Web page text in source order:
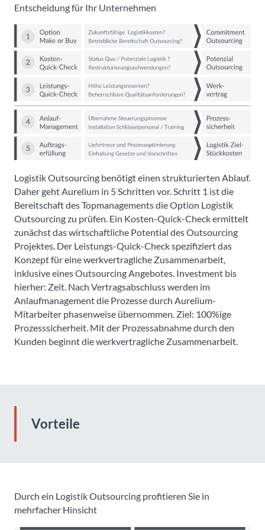
Entscheidung für Ihr Unternehmen
Logistik Outsourcing benötigt einen strukturierten Ablauf.
Daher geht Aurelium in 5 Schritten vor. Schritt 1 ist die
Bereitschaft des Topmanagements die Option Logistik
Outsourcing zu prüfen. Ein Kosten-Quick-Check ermittelt
zunächst das wirtschaftliche Potential des Outsourcing
Projektes. Der Leistungs-Quick-Check spezifiziert das
Konzept für eine werkvertragliche Zusammenarbeit,
inklusive eines Outsourcing Angebotes. Investment bis
hierher: Zeit. Nach Vertragsabschluss werden im
Anlaufmanagement die Prozesse durch Aurelium-
Mitarbeiter phasenweise übernommen. Ziel: 100%ige
Prozesssicherheit. Mit der Prozessabnahme durch den
Kunden beginnt die werkvertragliche Zusammenarbeit.
Vorteile
Durch ein Logistik Outsourcing profitieren Sie in
mehrfacher Hinsicht